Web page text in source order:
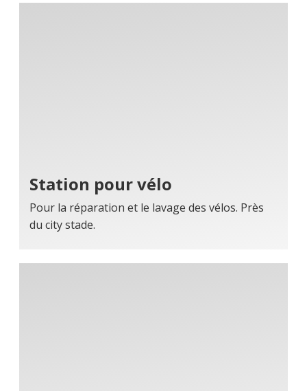
Station pour vélo
Pour la réparation et le lavage des vélos. Près
du city stade.